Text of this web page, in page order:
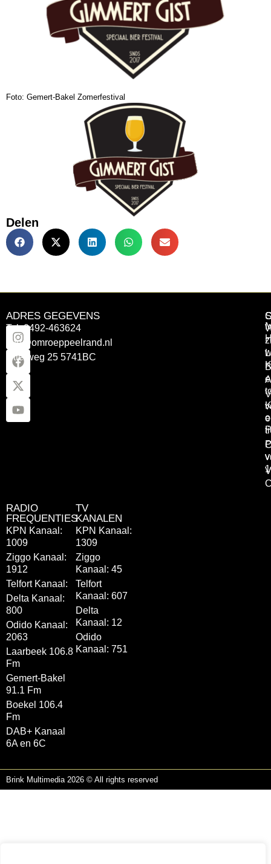
Foto: Gemert-Bakel Zomerfestival
Delen
ADRES GEGEVENS
Tel: 0492-463624
info@omroeppeelrand.nl
Otterweg 25 5741BC
RADIO
FREQUENTIES
KPN Kanaal:
1009
Ziggo Kanaal:
1912
Telfort Kanaal:
Delta Kanaal:
800
Odido Kanaal:
2063
Laarbeek 106.8
Fm
Gemert-Bakel
91.1 Fm
Boekel 106.4
Fm
DAB+ Kanaal
6A en 6C
TV
KANALEN
KPN Kanaal:
1309
Ziggo
Kanaal: 45
Telfort
Kanaal: 607
Delta
Kanaal: 12
Odido
Kanaal: 751
Brink Multimedia 2026 © All rights reserved